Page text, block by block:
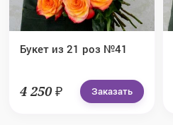
Букет из 21 роз №41
4 250 ₽ Заказать